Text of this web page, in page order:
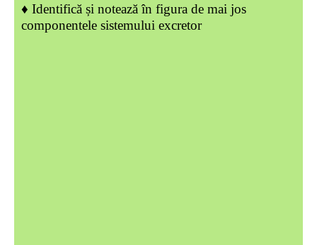
♦ Identifică și notează în figura de mai jos
componentele sistemului excretor